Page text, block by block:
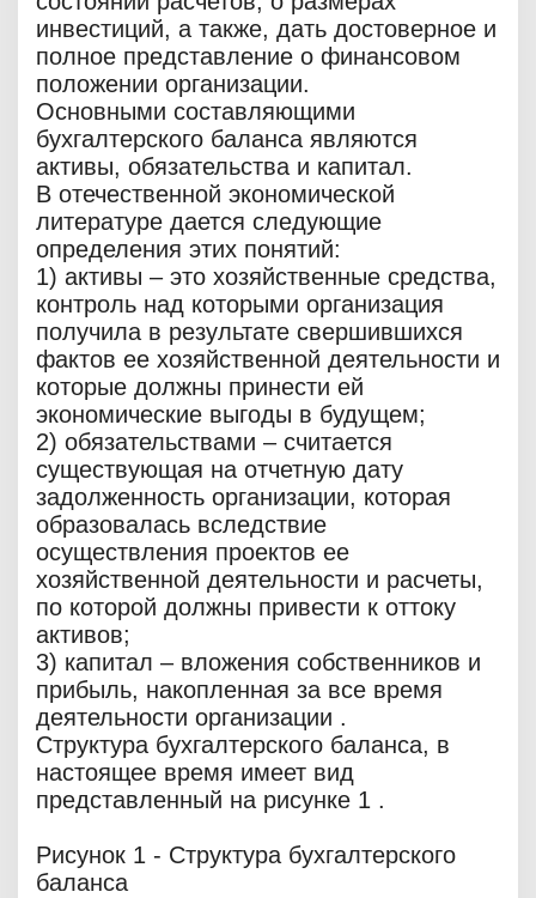
инвестиций, а также, дать достоверное и
полное представление о финансовом
положении организации.
Основными составляющими
бухгалтерского баланса являются
активы, обязательства и капитал.
В отечественной экономической
литературе дается следующие
определения этих понятий:
1) активы – это хозяйственные средства,
контроль над которыми организация
получила в результате свершившихся
фактов ее хозяйственной деятельности и
которые должны принести ей
экономические выгоды в будущем;
2) обязательствами – считается
существующая на отчетную дату
задолженность организации, которая
образовалась вследствие
осуществления проектов ее
хозяйственной деятельности и расчеты,
по которой должны привести к оттоку
активов;
3) капитал – вложения собственников и
прибыль, накопленная за все время
деятельности организации .
Структура бухгалтерского баланса, в
настоящее время имеет вид
представленный на рисунке 1 .
Рисунок 1 - Структура бухгалтерского
баланса